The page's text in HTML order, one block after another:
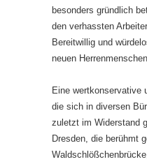
besonders gründlich
den verhassten
Bereitwillig und
neuen
Eine wertkonservative
die sich in diversen
zuletzt im Widerstand
Dresden, die berühmt